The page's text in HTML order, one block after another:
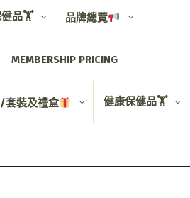
健品🏋️ 品牌總覽
MEMBERSHIP PRICING
/套裝及禮盒 健康保健品🏋️